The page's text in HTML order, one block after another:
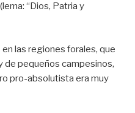
“Dios, Patria y
las regiones forales, que
de pequeños campesinos,
pro-absolutista era muy